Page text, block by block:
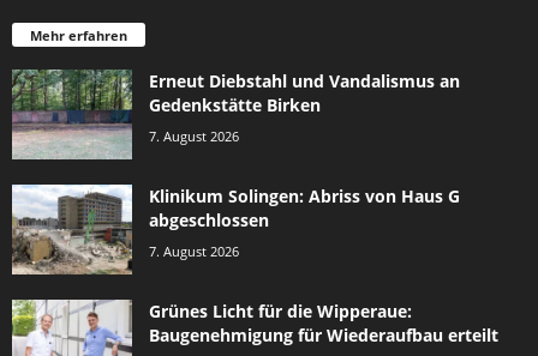
Mehr erfahren
Erneut Diebstahl und Vandalismus an
Gedenkstätte Birken
7. August 2026
Klinikum Solingen: Abriss von Haus G
abgeschlossen
7. August 2026
Grünes Licht für die Wipperaue:
Baugenehmigung für Wiederaufbau erteilt